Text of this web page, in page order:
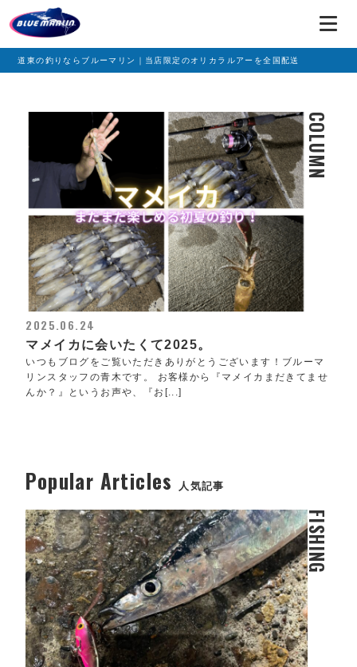
道東の釣りならブルーマリン｜当店限定のオリカラルアーを全国配送
COLUMN
2025.06.24
マメイカに会いたくて2025。
いつもブログをご覧いただきありがとうございます！ブルーマ
リンスタッフの青木です。 お客様から『マメイカまだきてませ
んか？』というお声や、『お[...]
Popular Articles 人気記事
FISHING